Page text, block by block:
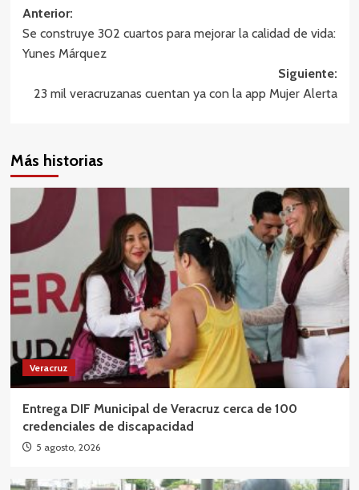
Navegación
de
entradas
Anterior:
Se construye 302 cuartos para mejorar la calidad de vida:
Yunes Márquez
Siguiente:
23 mil veracruzanas cuentan ya con la app Mujer Alerta
Más historias
Veracruz
Entrega DIF Municipal de Veracruz cerca de 100
credenciales de discapacidad
5 agosto, 2026